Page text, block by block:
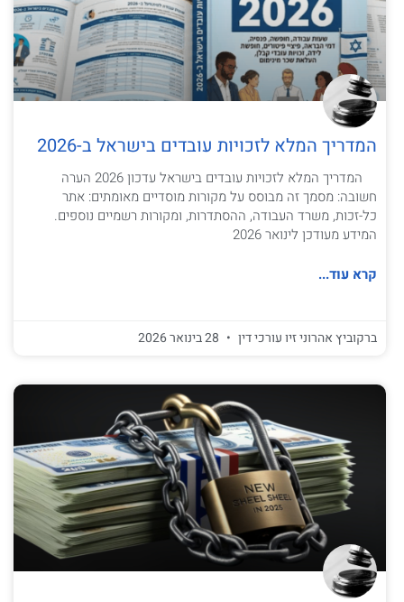
המדריך המלא לזכויות עובדים בישראל ב-2026
המדריך המלא לזכויות עובדים בישראל עדכון 2026 הערה
חשובה: מסמך זה מבוסס על מקורות מוסדיים מאומתים: אתר
כל-זכות, משרד העבודה, ההסתדרות, ומקורות רשמיים נוספים.
המידע מעודכן לינואר 2026
קרא עוד...
ברקוביץ אהרוני זיו עורכי דין